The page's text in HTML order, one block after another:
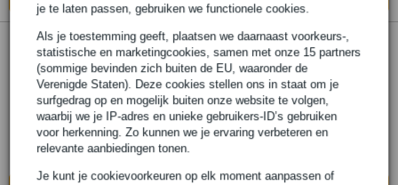
je te laten passen, gebruiken we functionele cookies.
Als je toestemming geeft, plaatsen we daarnaast voorkeurs-,
statistische en marketingcookies, samen met onze 15 partners
(sommige bevinden zich buiten de EU, waaronder de
Verenigde Staten). Deze cookies stellen ons in staat om je
surfgedrag op en mogelijk buiten onze website te volgen,
waarbij we je IP-adres en unieke gebruikers-ID’s gebruiken
voor herkenning. Zo kunnen we je ervaring verbeteren en
relevante aanbiedingen tonen.
Je kunt je cookievoorkeuren op elk moment aanpassen of
Wentex P&D Draagtas, Oranje Maat M - 84
x 42 cm (L x B)
€ 4,25
Op voorraad bij de leverancier